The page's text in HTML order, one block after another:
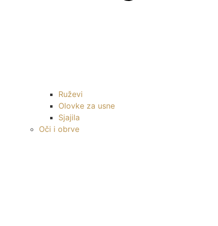
Ruževi
Olovke za usne
Sjajila
Oči i obrve